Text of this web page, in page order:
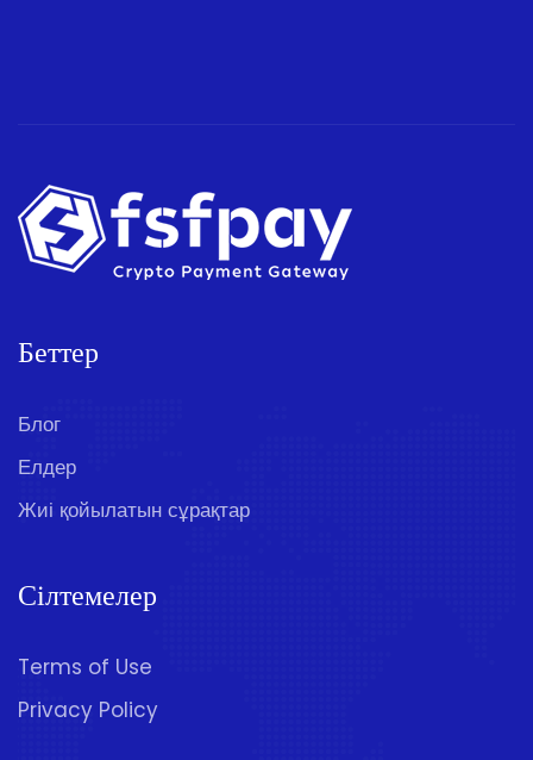
Беттер
Блог
Елдер
Жиі қойылатын сұрақтар
Сілтемелер
Terms of Use
Privacy Policy